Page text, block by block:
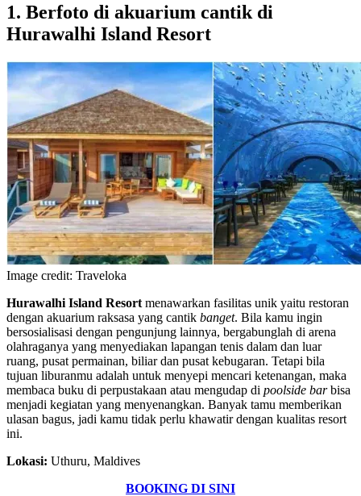
1. Berfoto di akuarium cantik di
Hurawalhi Island Resort
Image credit: Traveloka
Hurawalhi Island Resort menawarkan fasilitas unik yaitu restoran
dengan akuarium raksasa yang cantik banget. Bila kamu ingin
bersosialisasi dengan pengunjung lainnya, bergabunglah di arena
olahraganya yang menyediakan lapangan tenis dalam dan luar
ruang, pusat permainan, biliar dan pusat kebugaran. Tetapi bila
tujuan liburanmu adalah untuk menyepi mencari ketenangan, maka
membaca buku di perpustakaan atau mengudap di poolside barbisa
menjadi kegiatan yang menyenangkan. Banyak tamu memberikan
ulasan bagus, jadi kamu tidak perlu khawatir dengan kualitas resort
ini.
Lokasi: Uthuru, Maldives
BOOKING DI SINI